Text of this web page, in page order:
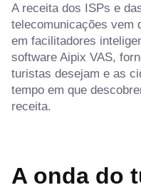
A receita dos ISPs e
telecomunicações vem
em facilitadores
software Aipix VAS,
turistas desejam e as
tempo em que
receita.
A onda do